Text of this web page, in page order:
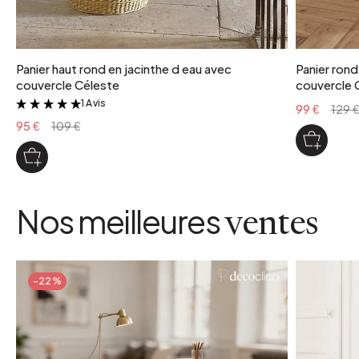
Panier haut rond en jacinthe d eau avec
couvercle Céleste
&
1 Avis
95 € 109 €
Panier
couvercle
99 €
129 €
Nos meilleuresventes
-22%